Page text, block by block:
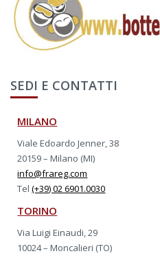
SEDI E CONTATTI
MILANO
Viale Edoardo Jenner, 38
20159 – Milano (MI)
info@frareg.com
Tel(+39) 02 6901.0030
TORINO
Via Luigi Einaudi, 29
10024 – Moncalieri (TO)